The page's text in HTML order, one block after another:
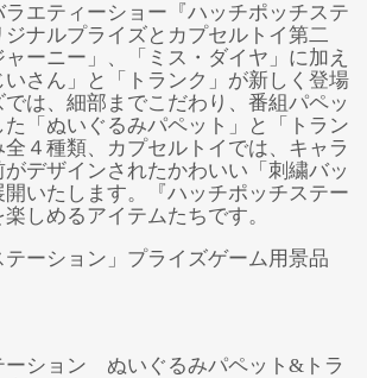
エティーショー『ハッチポッチステ
ナルプライズとカプセルトイ第二
ーニー」、「ミス・ダイヤ」に加え
さん」と「トランク」が新しく登場
は、細部までこだわり、番組パペッ
た「ぬいぐるみパペット」と「トラン
４種類、カプセルトイでは、キャラ
デザインされたかわいい「刺繍バッ
いたします。『ハッチポッチステー
しめるアイテムたちです。
テーション」プライズゲーム用景品
ーション ぬいぐるみパペット&トラ